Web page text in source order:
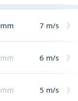
mm 7 m/s
mm 6 m/s
mm 5 m/s